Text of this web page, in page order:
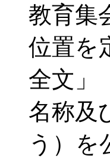
教育集
位置を
全文」
名称及
う）を